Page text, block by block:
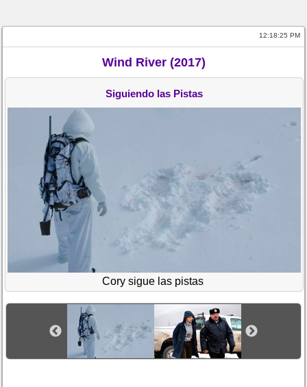
12:18:25 PM
Wind River (2017)
Siguiendo las Pistas
Cory sigue las pistas